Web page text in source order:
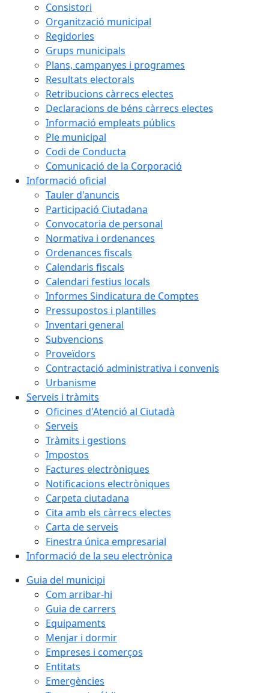
Consistori
Organització municipal
Regidories
Grups municipals
Plans, campanyes i programes
Resultats electorals
Retribucions càrrecs electes
Declaracions de béns càrrecs electes
Informació empleats públics
Ple municipal
Codi de Conducta
Comunicació de la Corporació
Informació oficial
Tauler d'anuncis
Participació Ciutadana
Convocatoria de personal
Normativa i ordenances
Ordenances fiscals
Calendaris fiscals
Calendari festius locals
Informes Sindicatura de Comptes
Pressupostos i plantilles
Inventari general
Subvencions
Proveïdors
Contractació administrativa i convenis
Urbanisme
Serveis i tràmits
Oficines d'Atenció al Ciutadà
Serveis
Tràmits i gestions
Impostos
Factures electròniques
Notificacions electròniques
Carpeta ciutadana
Cita amb els càrrecs electes
Carta de serveis
Finestra única empresarial
Informació de la seu electrònica
Guia del municipi
Com arribar-hi
Guia de carrers
Equipaments
Menjar i dormir
Empreses i comerços
Entitats
Emergències